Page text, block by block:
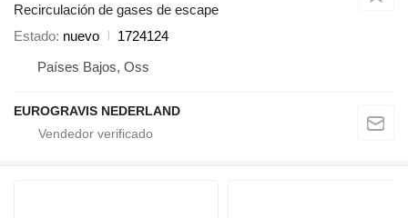
Recirculación de gases de escape
Estado nuevo
1724124
Países Bajos, Oss
EUROGRAVIS NEDERLAND